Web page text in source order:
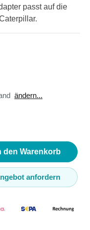
passt auf die
ändern...
den Warenkorb
anfordern